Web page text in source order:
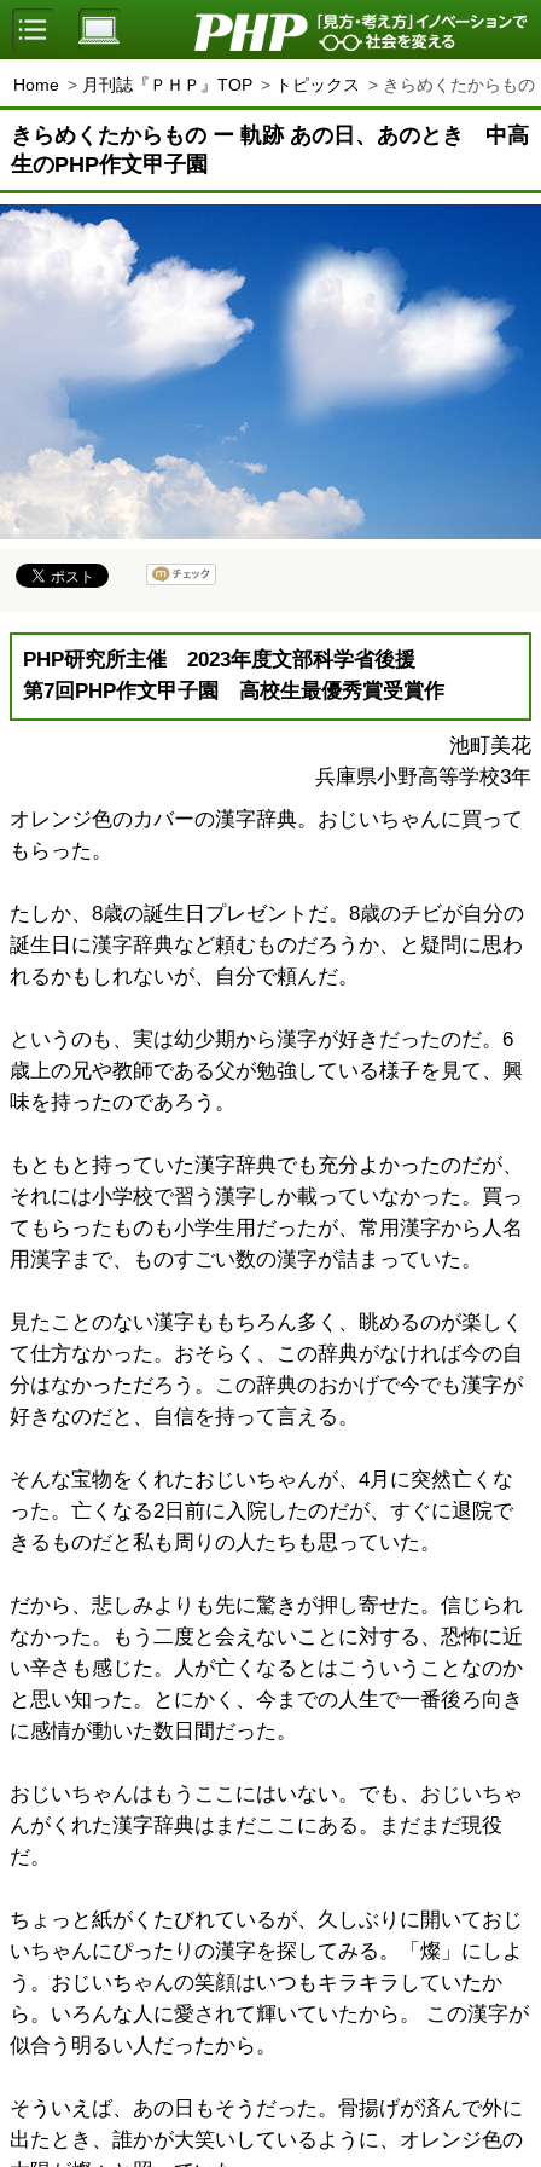
Home 月刊誌『ＰＨＰ』TOP トピックス きらめくたからも
きらめくたからもの ー 軌跡 あの日、あのとき 中高
生のPHP作文甲子園
PHP研究所主催 2023年度文部科学省後援
第7回PHP作文甲子園 高校生最優秀賞受賞作
池町美花
兵庫県小野高等学校3年
オレンジ色のカバーの漢字辞典。おじいちゃんに買って
もらった。
たしか、8歳の誕生日プレゼントだ。8歳のチビが自分の
誕生日に漢字辞典など頼むものだろうか、と疑問に思わ
れるかもしれないが、自分で頼んだ。
というのも、実は幼少期から漢字が好きだったのだ。6
歳上の兄や教師である父が勉強している様子を見て、興
味を持ったのであろう。
もともと持っていた漢字辞典でも充分よかったのだが、
それには小学校で習う漢字しか載っていなかった。買っ
てもらったものも小学生用だったが、常用漢字から人名
用漢字まで、ものすごい数の漢字が詰まっていた。
見たことのない漢字ももちろん多く、眺めるのが楽しく
て仕方なかった。おそらく、この辞典がなければ今の自
分はなかっただろう。この辞典のおかげで今でも漢字が
好きなのだと、自信を持って言える。
そんな宝物をくれたおじいちゃんが、4月に突然亡くな
った。亡くなる2日前に入院したのだが、すぐに退院で
きるものだと私も周りの人たちも思っていた。
だから、悲しみよりも先に驚きが押し寄せた。信じられ
なかった。もう二度と会えないことに対する、恐怖に近
い辛さも感じた。人が亡くなるとはこういうことなのか
と思い知った。とにかく、今までの人生で一番後ろ向き
に感情が動いた数日間だった。
おじいちゃんはもうここにはいない。でも、おじいちゃ
んがくれた漢字辞典はまだここにある。まだまだ現役
だ。
ちょっと紙がくたびれているが、久しぶりに開いておじ
いちゃんにぴったりの漢字を探してみる。「燦」にしよ
う。おじいちゃんの笑顔はいつもキラキラしていたか
ら。いろんな人に愛されて輝いていたから。 この漢字が
似合う明るい人だったから。
そういえば、あの日もそうだった。骨揚げが済んで外に
出たとき、誰かが大笑いしているように、オレンジ色の